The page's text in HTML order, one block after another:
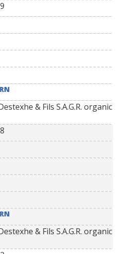
& Fils S.A.G.R. organic
& Fils S.A.G.R. organic